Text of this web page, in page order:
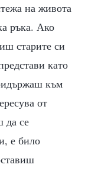
на живота
ръка. Ако
старите си
като
към
от
да се
е било